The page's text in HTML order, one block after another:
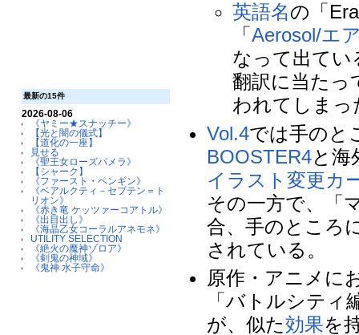
最新の15件
2026-08-06
《ヤミー★スナッチー》
【光と闇の儀式】
【道化の一座】
見せる
《聖王女ローズパメラ》
【シャーク】
《ファースト・ペンギン》
《ベアルクティ－セプテン＝ト
リオン》
《赤き竜 ケッツァーコアトル》
《出目出し》
《海晶乙女コーラルアネモネ》
UTILITY SELECTION
《絶火の魔神ゾロア》
《剣鬼の神域》
《鬼神 水子守命》
英語名の「
「Aerosol/エ
なって出てい
翻訳に当たっ
われてしまっ
Vol.4では手のと
BOOSTER4と海
イラスト変更カ
その一方で、「
合、手のところ
されている。
原作・アニメに
「バトルシテ
が、似た効果を